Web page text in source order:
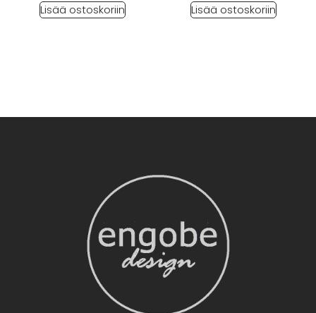
Lisää ostoskoriin Lisää ostoskoriin